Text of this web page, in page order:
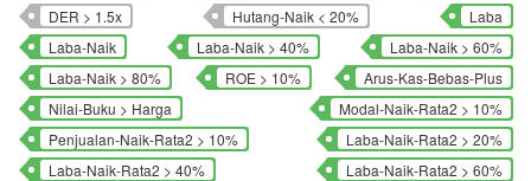
DER > 1.5x
Hutang-Naik < 20%
Laba
Laba-Naik
Laba-Naik > 40%
Laba-Naik > 60%
Laba-Naik > 80%
ROE > 10%
Arus-Kas-Bebas-Plus
Nilai-Buku > Harga
Modal-Naik-Rata2 > 10%
Penjualan-Naik-Rata2 > 10%
Laba-Naik-Rata2 > 20%
Laba-Naik-Rata2 > 40%
Laba-Naik-Rata2 > 60%